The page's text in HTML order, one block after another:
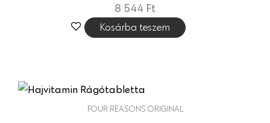
8 544 Ft
Kosárba teszem
FOUR REASONS ORIGINAL